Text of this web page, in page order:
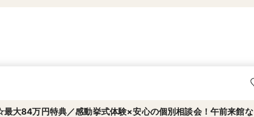
大84万円特典／感動挙式体験×安心の個別相談会！午前来館な